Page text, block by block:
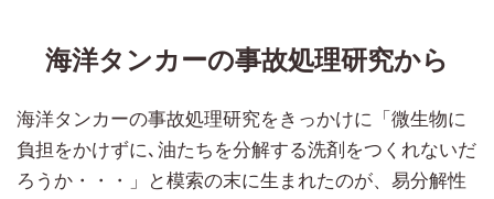
海洋タンカーの事故処理研究から
海洋タンカーの事故処理研究をきっかけに「微生物に
負担をかけずに､油たちを分解する洗剤をつくれないだ
ろうか・・・」と模索の末に生まれたのが、易分解性